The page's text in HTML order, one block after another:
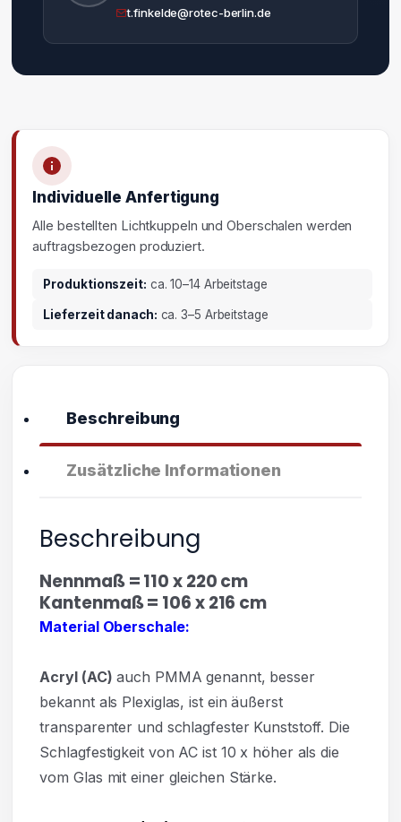
t.finkelde@rotec-berlin.de
Individuelle Anfertigung
Alle bestellten Lichtkuppeln und Oberschalen werden
auftragsbezogen produziert.
Produktionszeit: ca. 10–14 Arbeitstage
Lieferzeit danach: ca. 3–5 Arbeitstage
Beschreibung
Zusätzliche Informationen
Beschreibung
Nennmaß = 110 x 220 cm
Kantenmaß = 106 x 216 cm
Material Oberschale:
Acryl (AC) auch PMMA genannt, besser
bekannt als Plexiglas, ist ein äußerst
transparenter und schlagfester Kunststoff. Die
Schlagfestigkeit von AC ist 10 x höher als die
vom Glas mit einer gleichen Stärke.